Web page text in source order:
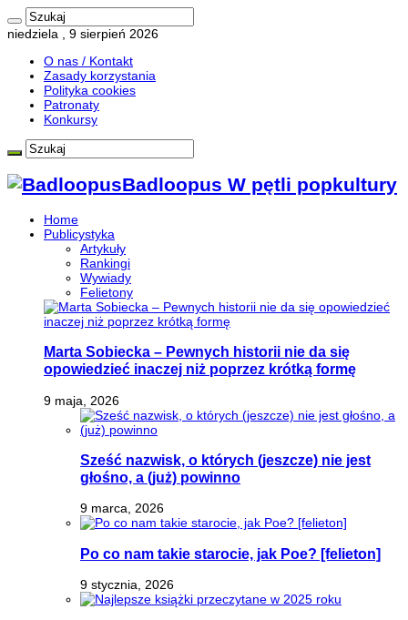
niedziela , 9 sierpień 2026
O nas / Kontakt
Zasady korzystania
Polityka cookies
Patronaty
Konkursy
Badloopus W pętli popkultury
Home
Publicystyka
Artykuły
Rankingi
Wywiady
Felietony
Marta Sobiecka – Pewnych historii nie da się
opowiedzieć inaczej niż poprzez krótką formę
9 maja, 2026
Sześć nazwisk, o których (jeszcze) nie jest
głośno, a (już) powinno
9 marca, 2026
Po co nam takie starocie, jak Poe? [felieton]
9 stycznia, 2026